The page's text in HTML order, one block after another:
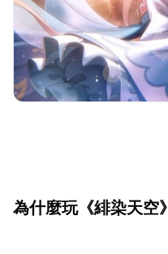
為什麼玩《緋染天空》